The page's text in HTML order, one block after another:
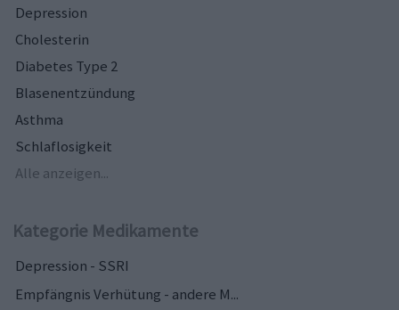
Depression
Cholesterin
Diabetes Type 2
Blasenentzündung
Asthma
Schlaflosigkeit
Alle anzeigen...
Kategorie Medikamente
Depression - SSRI
Empfängnis Verhütung - andere M...